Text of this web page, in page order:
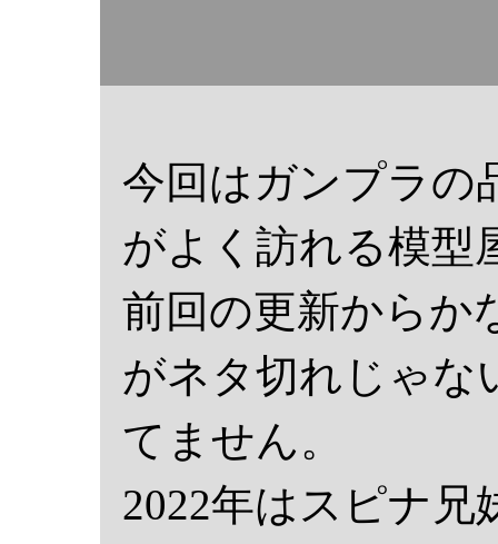
今回はガンプラの
がよく訪れる模型
前回の更新からか
がネタ切れじゃな
てません。
2022年はスピナ兄